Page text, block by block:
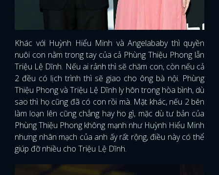
GOOGLE
Khác với Huỳnh Hiểu Minh và Angelababy thì quyền
nuôi con nằm trong tay của cả Phùng Thiệu Phong lẫn
Triệu Lệ Dĩnh. Nếu ai rảnh thì sẽ chăm con, còn nếu cả
2 đều có lịch trình thì sẽ giao cho ông bà nội. Phùng
Thiệu Phong và Triệu Lệ Dĩnh ly hôn trong hòa bình, dù
sao thì họ cũng đã có con rồi mà. Mặt khác, nếu 2 bên
làm loạn lên cũng chẳng hay ho gì, mặc dù tư bản của
Phùng Thiệu Phong không mạnh như Huỳnh Hiểu Minh
nhưng nhân mạch của anh ấy rất rộng, điều này có thể
giúp đỡ nhiều cho Triệu Lệ Dĩnh.